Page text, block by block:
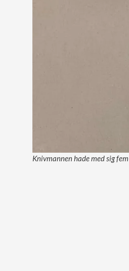
Knivmannen hade med sig